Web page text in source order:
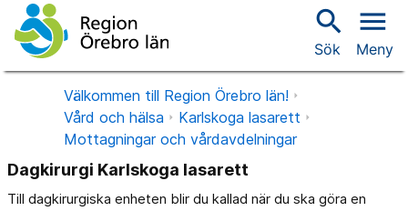
search
Sök
menu
Meny
Välkommen till Region Örebro län!
Vård och hälsa
Karlskoga lasarett
Mottagningar och vårdavdelningar
Dagkirurgi Karlskoga lasarett
Till dagkirurgiska enheten blir du kallad när du ska göra en